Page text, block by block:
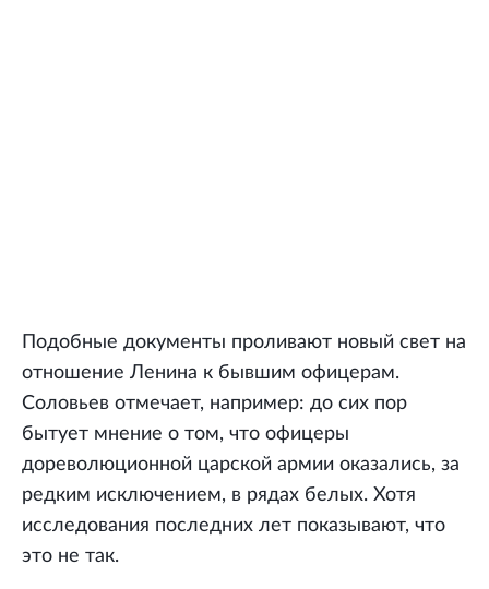
Подобные документы проливают новый свет на
отношение Ленина к бывшим офицерам.
Соловьев отмечает, например: до сих пор
бытует мнение о том, что офицеры
дореволюционной царской армии оказались, за
редким исключением, в рядах белых. Хотя
исследования последних лет показывают, что
это не так.